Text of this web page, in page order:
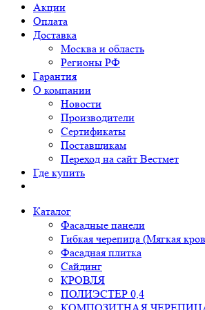
Акции
Оплата
Доставка
Москва и область
Регионы РФ
Гарантия
О компании
Новости
Производители
Сертификаты
Поставщикам
Переход на сайт Вестмет
Где купить
Каталог
Фасадные панели
Гибкая черепица (Мягкая
Фасадная плитка
Сайдинг
КРОВЛЯ
ПОЛИЭСТЕР 0,4